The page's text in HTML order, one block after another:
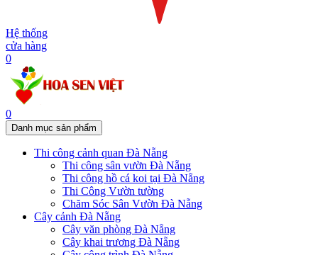
Hệ thống
cửa hàng
0
0
Danh mục sản phẩm
Thi công cảnh quan Đà Nẵng
Thi công sân vườn Đà Nẵng
Thi công hồ cá koi tại Đà Nẵng
Thi Công Vườn tường
Chăm Sóc Sân Vườn Đà Nẵng
Cây cảnh Đà Nẵng
Cây văn phòng Đà Nẵng
Cây khai trương Đà Nẵng